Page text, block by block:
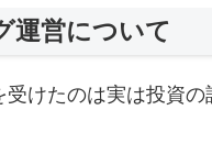
運営について
受けたのは実は投資の